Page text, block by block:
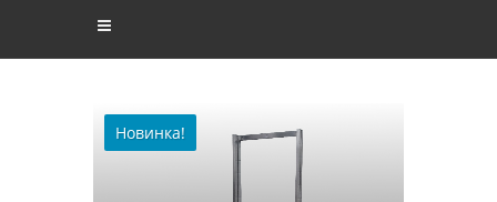
Новинка!